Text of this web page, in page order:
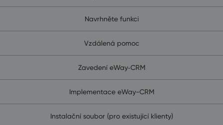
Navrhněte funkci
Vzdálená pomoc
Zavedení eWay‑CRM
Implementace eWay-CRM
Instalační soubor (pro existující klienty)